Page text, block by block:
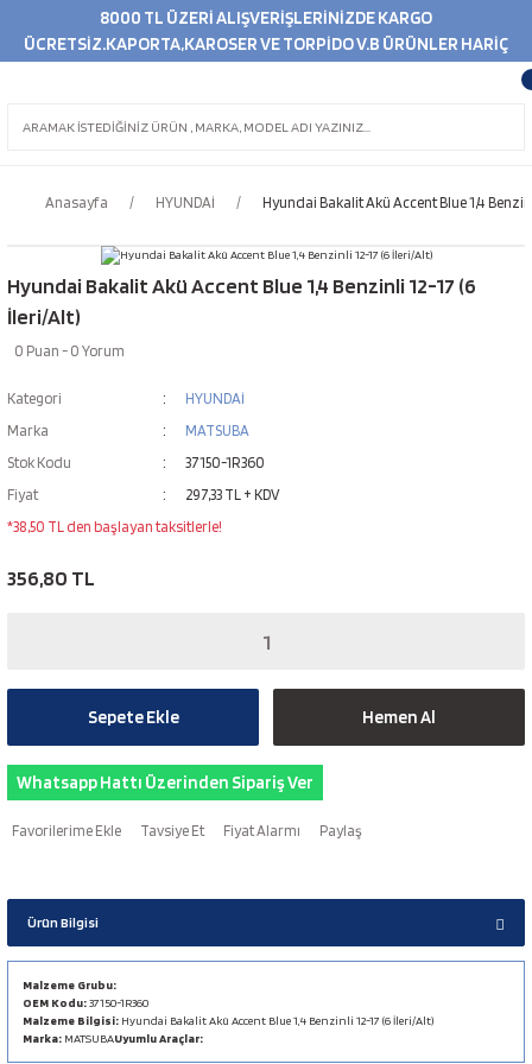
8000 TL ÜZERİ ALIŞVERİŞLERİNİZDE KARGO
ÜCRETSİZ.KAPORTA,KAROSER VE TORPİDO V.B ÜRÜNLER HARİÇ
Anasayfa HYUNDAİ Hyundai Bakalit Akü Accent Blue 1,4
Hyundai Bakalit Akü Accent Blue 1,4 Benzinli 12-17 (6
İleri/Alt)
0 Puan - 0 Yorum
Kategori
HYUNDAİ
Marka
MATSUBA
Stok Kodu
37150-1R360
Fiyat
297,33 TL + KDV
*38,50 TL den başlayan taksitlerle!
356,80 TL
Sepete Ekle Hemen Al
Whatsapp Hattı Üzerinden Sipariş Ver
Tavsiye Et Fiyat Alarmı Paylaş
Ürün Bilgisi
Malzeme Grubu:
OEM Kodu:37150-1R360
Malzeme Bilgisi: Hyundai Bakalit Akü Accent Blue 1,4 Benzinli 12-17 (6 İleri/Alt)
Marka: MATSUBAUyumlu Araçlar: